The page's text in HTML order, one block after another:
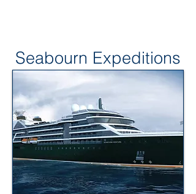
Seabourn Expeditions